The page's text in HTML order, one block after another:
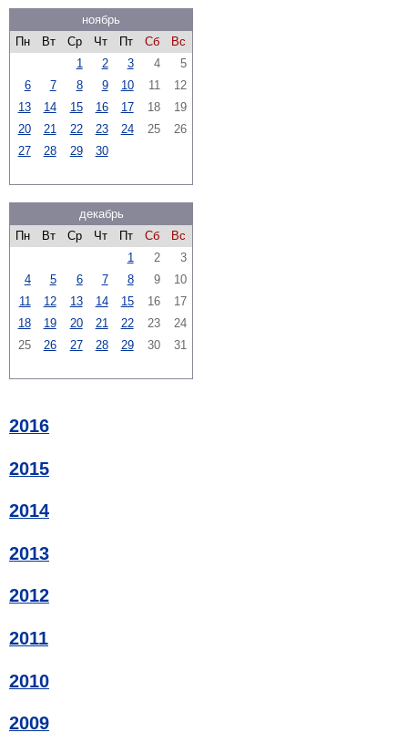
ноябрь
Пн
Вт Ср Чт Пт Сб
Вс
1
2 3 4
5
6
7 8 9 10 11
12
13
14 15 16 17 18
19
20
21 22 23 24 25
26
27
28 29 30
декабрь
Пн
Вт Ср Чт Пт Сб
Вс
1
2
3
4
5 6 7 8 9
10
11
12 13 14 15 16
17
18
19 20 21 22 23
24
25
26 27 28 29 30 31
2016
2015
2014
2013
2012
2011
2010
2009